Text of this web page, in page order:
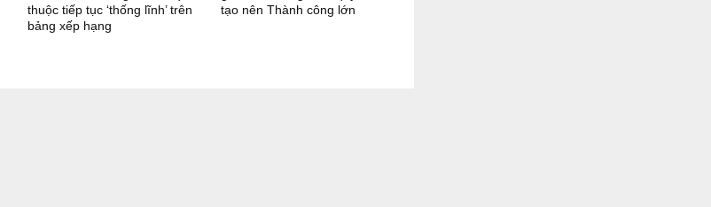
thuộc tiếp tục ‘thống lĩnh’ trên
bảng xếp hạng
tạo nên Thành công lớn